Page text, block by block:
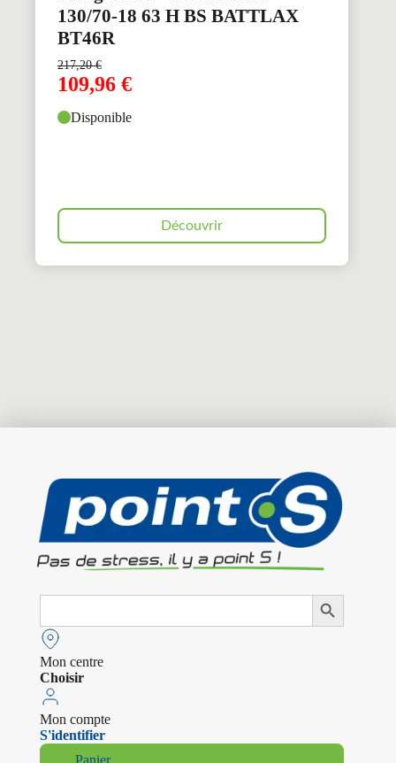
130/70-18 63 H BS BATTLAX
BT46R
217,20€
109,96 €
Disponible
Découvrir
Search
Search Button
Mon centre
Choisir
Mon compte
S'identifier
Panier